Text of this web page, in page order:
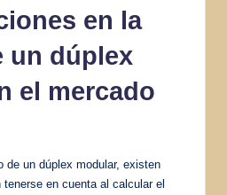
en la
un dúplex
el mercado
de un dúplex modular, existen
en cuenta al calcular el